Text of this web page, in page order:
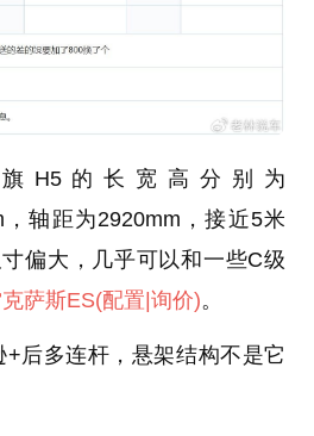
H5的长宽高分别为
，轴距为2920mm，接近5米
偏大，几乎可以和一些C级
萨斯ES(配置 |询价)。
后多连杆，悬架结构不是它